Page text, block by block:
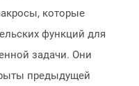
которые
функций для
задачи. Они
предыдущей